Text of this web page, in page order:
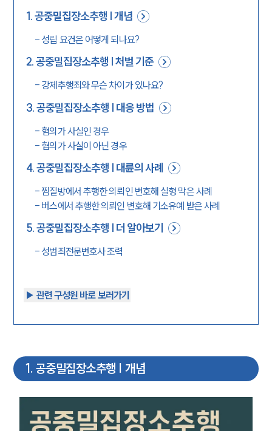
1.공중밀집장소추행 | 개념
- 성립 요건은 어떻게 되나요?
2.공중밀집장소추행 | 처벌 기준
- 강제추행죄와 무슨 차이가 있나요?
3.공중밀집장소추행 | 대응 방법
- 혐의가 사실인 경우
- 혐의가 사실이 아닌 경우
4.공중밀집장소추행 | 대륜의 사례
-찜질방에서 추행한 의뢰인 변호해 실형 막은 사례
- 버스에서 추행한 의뢰인 변호해 기소유예 받은 사례
5.공중밀집장소추행 | 더 알아보기
- 성범죄전문변호사 조력
▶︎ 관련 구성원 바로 보러가기
1 . 공중밀집장소추행 | 개념